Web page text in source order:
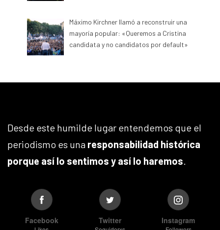
Máximo Kirchner llamó a reconstruir una
mayoría popular: «Queremos a Cristina
candidata y no candidatos por default»
Desde este humilde lugar entendemos que el
periodismo es una responsabilidad histórica
porque así lo sentimos y así lo haremos.
Facebook Twitter Instagram